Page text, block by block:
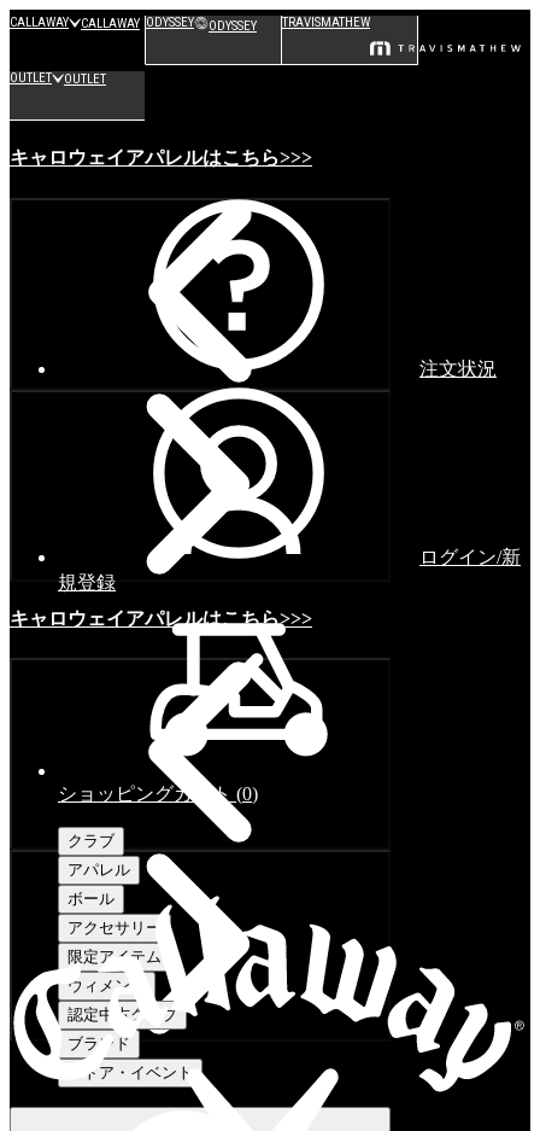
CALLAWAY CALLAWAY ODYSSEY ODYSSEY TRAVISMATHEW
OUTLET OUTLET
キャロウェイアパレルはこちら>>>
キャロウェイアパレルはこちら>>>
注文状況
ログイン/新
規登録
ショッピングカート (0)
クラブ
アパレル
ボール
アクセサリー
限定アイテム
ウィメンズ
認定中古クラブ
ブランド
ストア・イベント